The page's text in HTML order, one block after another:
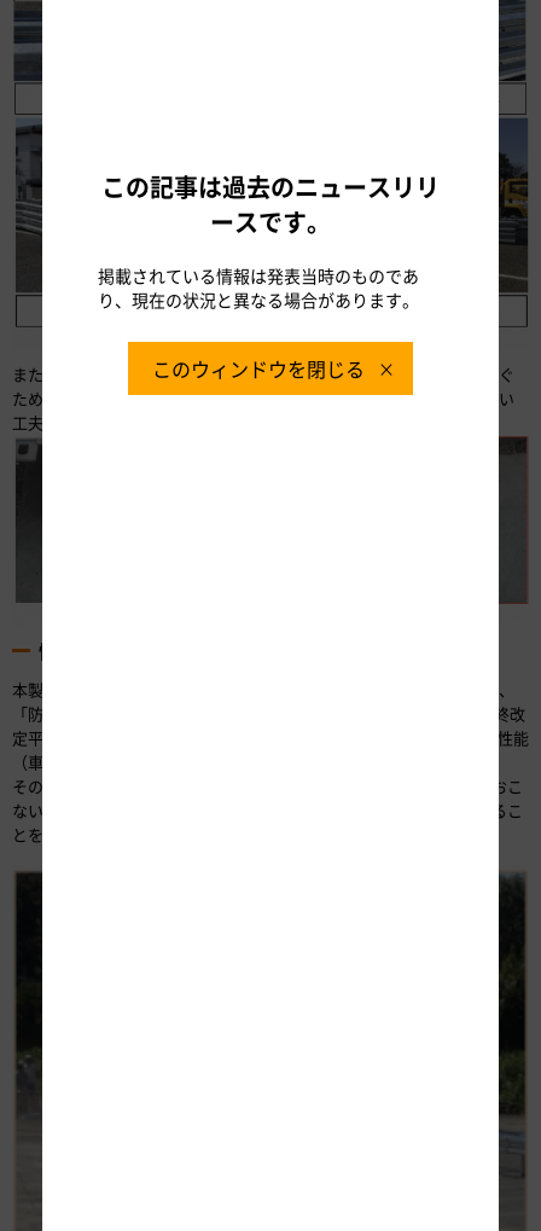
また、長期間の使用によりサヤ管の中に土砂が詰まってしまうのを防ぐ
ために、サヤ管キャップを取り付けて土砂がサヤ管の中に入り込まない
工夫を施しています（写真-6）。
性能確認
本製品は、通常時は中央分離帯のガードレールとして使用されるため、
「防護柵の設置基準」（平成10年11月5日付建設省道路局長通達、最終改
定平成16年3月31日） に規定されている車両用防護柵（分離帯用）の性能
（車両の逸脱防止性能等）を満足する必要があります。
その性能を確認するために、実車（大型･小型）を用いた衝突実験をおこ
ない、車両用防護柵種別Am（たわみ性防護柵）の基準を満足しているこ
とを確認しました（写真-7）。
この記事は過去のニュースリリ
ースです。
掲載されている情報は発表当時のものであ
り、現在の状況と異なる場合があります。
このウィンドウを閉じる